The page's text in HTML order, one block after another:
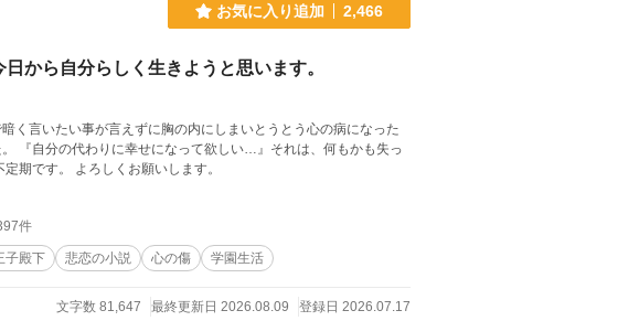
お気に入り追加 2,466
から自分らしく生きようと思います。
く言いたい事が言えずに胸の内にしまいとうとう心の病になった
『自分の代わりに幸せになって欲しい…』それは、何もかも失っ
あります。更新不定期です。 よろしくお願いします。
件
子殿下 悲恋の小説 心の傷 学園生活
文字数 81,647 最終更新日 2026.08.09 登録日 2026.07.17